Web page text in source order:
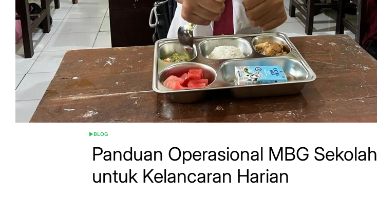
POSTED
BLOG
Panduan Operasional MBG Sekolah
untuk Kelancaran Harian